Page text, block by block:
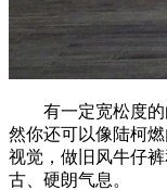
有一定宽松度的
然你还可以像陆柯
视觉，做旧风牛仔
古、硬朗气息。